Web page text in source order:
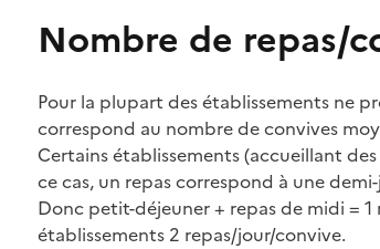
Nombre de repas/
Pour la plupart des établissements ne
correspond au nombre de convives
Certains établissements (accueillant
ce cas, un repas correspond à une
Donc petit-déjeuner + repas de midi =
établissements 2 repas/jour/convive.